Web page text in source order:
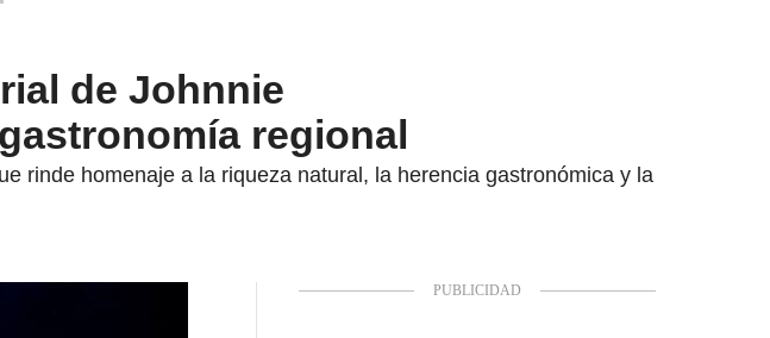
de Johnnie
regional
rinde homenaje a la riqueza natural, la herencia gastronómica y la